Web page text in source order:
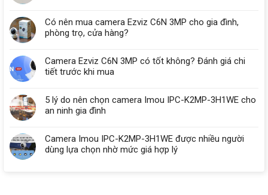
Có nên mua camera Ezviz C6N 3MP cho gia đình,
phòng trọ, cửa hàng?
Camera Ezviz C6N 3MP có tốt không? Đánh giá chi
tiết trước khi mua
5 lý do nên chọn camera Imou IPC-K2MP-3H1WE cho
an ninh gia đình
Camera Imou IPC-K2MP-3H1WE được nhiều người
dùng lựa chọn nhờ mức giá hợp lý